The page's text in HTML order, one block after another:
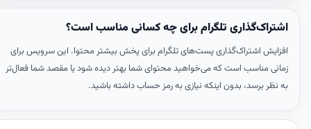
اشتراک‌گذاری تلگرام برای چه کسانی مناسب است؟
افزایش اشتراک‌گذاری پست‌های تلگرام برای پخش بیشتر محتوا. این سرویس برای
زمانی مناسب است که می‌خواهید محتوای شما بهتر دیده شود یا مقصد شما فعال‌تر
به نظر برسد، بدون اینکه نیازی به رمز حساب داشته باشید.